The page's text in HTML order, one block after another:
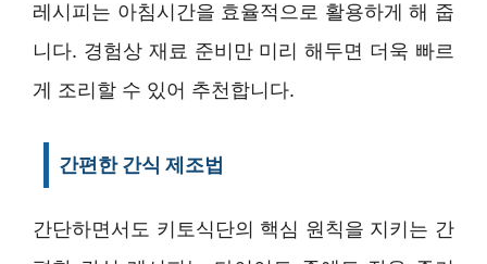
레시피는 아침시간을 효율적으로 활용하게 해 줍
니다. 경험상 재료 준비만 미리 해두면 더욱 빠르
게 조리할 수 있어 추천합니다.
간편한 간식 제조법
간단하면서도 키토식단의 핵심 원칙을 지키는 간